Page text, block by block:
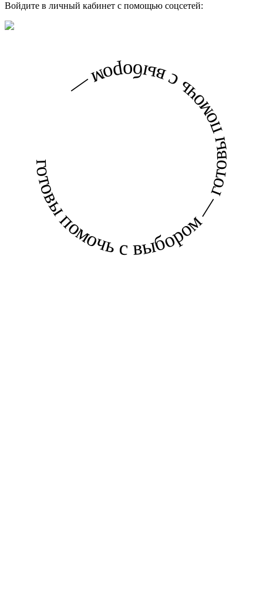
Войдите в личный кабинет с помощью соцсетей:
готовы помочь с выбором — готовы помочь с выбором —